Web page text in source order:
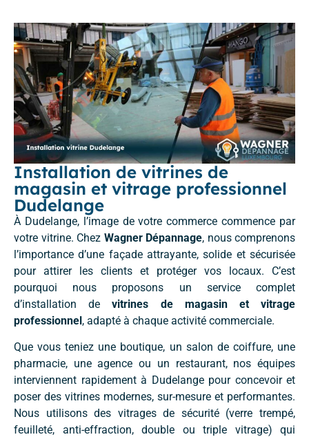
Installation de vitrines de
magasin et vitrage professionnel
Dudelange
À Dudelange, l’image de votre commerce commence par
votre vitrine. Chez Wagner Dépannage, nous comprenons
l’importance d’une façade attrayante, solide et sécurisée
pour attirer les clients et protéger vos locaux. C’est
pourquoi nous proposons un service complet
d’installation devitrines de magasin et vitrage
professionnel, adapté à chaque activité commerciale.
Que vous teniez une boutique, un salon de coiffure, une
pharmacie, une agence ou un restaurant, nos équipes
interviennent rapidement à Dudelange pour concevoir et
poser des vitrines modernes, sur-mesure et performantes.
Nous utilisons des vitrages de sécurité (verre trempé,
feuilleté, anti-effraction, double ou triple vitrage) qui